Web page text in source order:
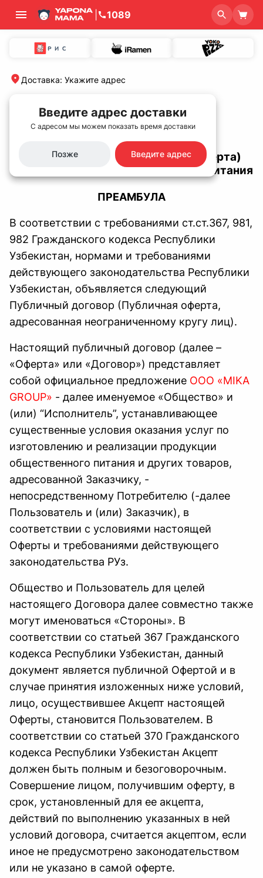
1089
Доставка: Укажите адрес
Публичная оферта
ОБЩИЕ УСЛОВИЯ (Публичная оферта)
об оказании услуг общественного питания
ПРЕАМБУЛА
В соответствии с требованиями cт.ст.367, 981,
982 Гражданского кодекса Республики
Узбекистан, нормами и требованиями
действующего законодательства Республики
Узбекистан, объявляется следующий
Публичный договор (Публичная оферта,
адресованная неограниченному кругу лиц).
Настоящий публичный договор (далее –
«Оферта» или «Договор») представляет
собой официальное предложение ООО «MIKA
GROUP» - далее именуемое «Общество» и
(или) “Исполнитель”, устанавливающее
существенные условия оказания услуг по
изготовлению и реализации продукции
общественного питания и других товаров,
адресованной Заказчику, -
непосредственному Потребителю (-далее
Пользователь и (или) Заказчик), в
соответствии с условиями настоящей
Оферты и требованиями действующего
законодательства РУз.
Общество и Пользователь для целей
настоящего Договора далее совместно также
могут именоваться «Стороны». В
соответствии со статьей 367 Гражданского
кодекса Республики Узбекистан, данный
документ является публичной Офертой и в
случае принятия изложенных ниже условий,
лицо, осуществившее Акцепт настоящей
Оферты, становится Пользователем. В
соответствии со статьей 370 Гражданского
кодекса Республики Узбекистан Акцепт
должен быть полным и безоговорочным.
Совершение лицом, получившим оферту, в
срок, установленный для ее акцепта,
действий по выполнению указанных в ней
условий договора, считается акцептом, если
иное не предусмотрено законодательством
или не указано в самой оферте.
Введите адрес доставки
С адресом мы можем показать время доставки
Позже Введите адрес